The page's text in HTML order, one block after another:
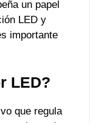
un papel
LED y
importante
LED?
que regula